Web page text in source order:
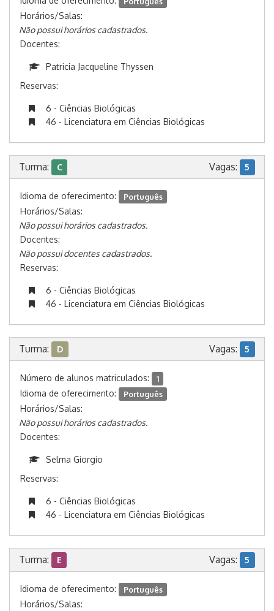
Horários/Salas:
Não possui horários cadastrados.
Docentes:
Patricia Jacqueline Thyssen
Reservas:
6 - Ciências Biológicas
46 - Licenciatura em Ciências Biológicas
Turma: C Vagas: 5
Idioma de oferecimento: Português
Horários/Salas:
Não possui horários cadastrados.
Docentes:
Não possui docentes cadastrados.
Reservas:
6 - Ciências Biológicas
46 - Licenciatura em Ciências Biológicas
Turma: D Vagas: 5
Número de alunos matriculados: 1
Idioma de oferecimento: Português
Horários/Salas:
Não possui horários cadastrados.
Docentes:
Selma Giorgio
Reservas:
6 - Ciências Biológicas
46 - Licenciatura em Ciências Biológicas
Turma: E Vagas: 5
Idioma de oferecimento: Português
Horários/Salas: